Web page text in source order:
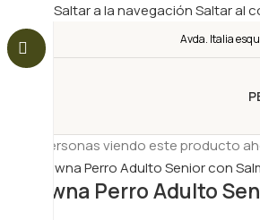
Saltar a la navegaciónSaltar al
Avda. Italia
¡Personas viendo este producto
Fawna Perro Adulto